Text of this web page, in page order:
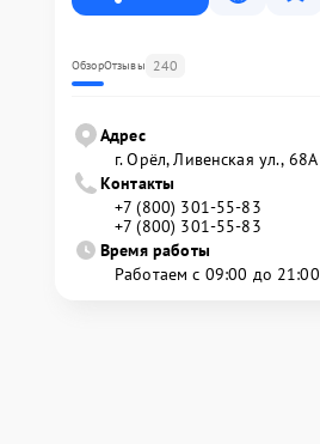
ОбзорОтзывы 240
Адрес
г. Орёл, Ливенская ул., 68А
Контакты
+7 (800) 301-55-83
+7 (800) 301-55-83
Время работы
Работаем с 09:00 до 21:00